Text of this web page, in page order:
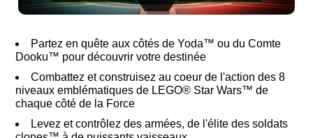
Partez en quête aux côtés de Yoda™ ou du Comte
Dooku™ pour découvrir votre destinée
Combattez et construisez au coeur de l'action des 8
niveaux emblématiques de LEGO® Star Wars™ de
chaque côté de la Force
Levez et contrôlez des armées, de l'élite des soldats